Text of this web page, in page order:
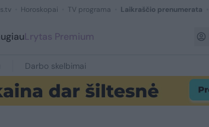
Horoskopai TV programa Laikraščio prenumerata
Lrytas Premium
Darbo skelbimai